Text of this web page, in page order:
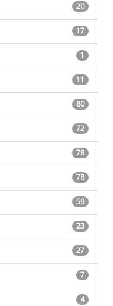
20
17
1
11
80
72
78
78
59
23
27
7
4